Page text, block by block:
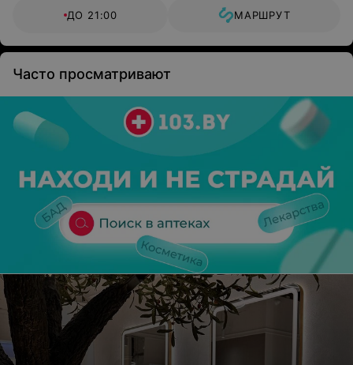
ДО 21:00 МАРШРУТ
Часто просматривают